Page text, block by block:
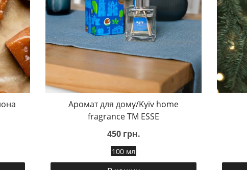
Аромат для дому/Kyiv home
fragrance TM ESSE
450 грн.
100 мл